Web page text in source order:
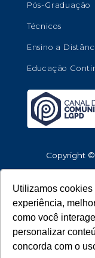
Utilizamos
experiência,
como você
personalizar
concorda com o
Pós-Graduação
Técnicos
Ensino a
Educação
Copyright ©